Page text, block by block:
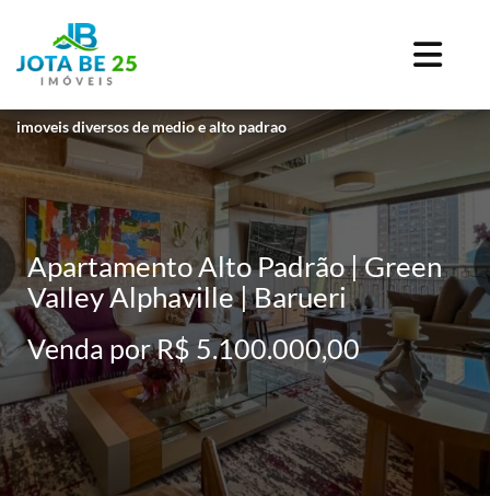
imoveis diversos de medio e alto padrao
Apartamento Alto Padrão | Green
Valley Alphaville | Barueri
Venda por R$ 5.100.000,00